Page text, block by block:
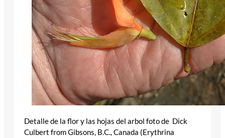
Detalle de la flor y las hojas del arbol foto de Dick
Culbert from Gibsons, B.C., Canada (Erythrina